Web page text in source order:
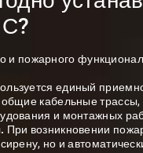
и пожарного
единый
кабельные трассы,
и монтажных
При возникновении
но и